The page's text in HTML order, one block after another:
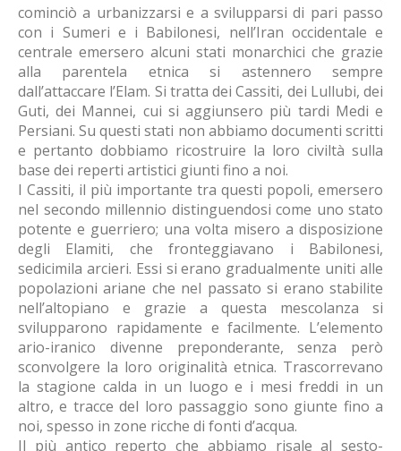
cominciò a urbanizzarsi e a svilupparsi di pari passo
con i Sumeri e i Babilonesi, nell’Iran occidentale e
centrale emersero alcuni stati monarchici che grazie
alla parentela etnica si astennero sempre
dall’attaccare l’Elam. Si tratta dei Cassiti, dei Lullubi, dei
Guti, dei Mannei, cui si aggiunsero più tardi Medi e
Persiani. Su questi stati non abbiamo documenti scritti
e pertanto dobbiamo ricostruire la loro civiltà sulla
base dei reperti artistici giunti fino a noi.
I Cassiti, il più importante tra questi popoli, emersero
nel secondo millennio distinguendosi come uno stato
potente e guerriero; una volta misero a disposizione
degli Elamiti, che fronteggiavano i Babilonesi,
sedicimila arcieri. Essi si erano gradualmente uniti alle
popolazioni ariane che nel passato si erano stabilite
nell’altopiano e grazie a questa mescolanza si
svilupparono rapidamente e facilmente. L’elemento
ario-iranico divenne preponderante, senza però
sconvolgere la loro originalità etnica. Trascorrevano
la stagione calda in un luogo e i mesi freddi in un
altro, e tracce del loro passaggio sono giunte fino a
noi, spesso in zone ricche di fonti d’acqua.
Il più antico reperto che abbiamo risale al sesto-